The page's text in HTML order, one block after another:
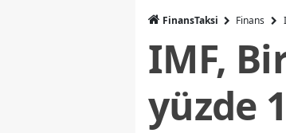
FinansTaksi Finans
IMF,
yüzde